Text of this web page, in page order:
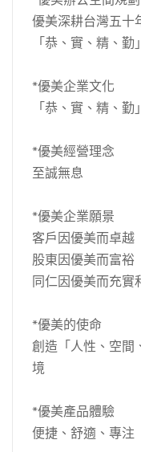
優美深耕台灣五十
「恭、實、精、
*優美企業文化
「恭、實、精、勤」
*優美經營理念
至誠無息
*優美企業願景
客戶因優美而卓越
股東因優美而富裕
同仁因優美而充實
*優美的使命
創造「人性、空間
境
*優美產品體驗
便捷、舒適、專注